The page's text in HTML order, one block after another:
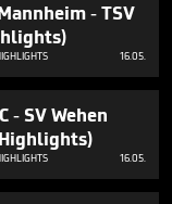
- TSV
16.05.
- SV Wehen
16.05.